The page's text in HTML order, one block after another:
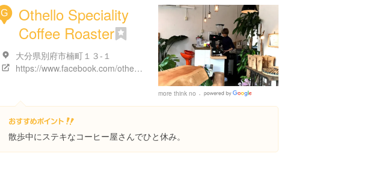
G
Othello Speciality
Coffee Roaster
大分県別府市楠町１３-１
https://www.facebook.com/othellospcr/timeline?ref=page_internal
more think no
Places
散歩中にステキなコーヒー屋さんでひと休み。